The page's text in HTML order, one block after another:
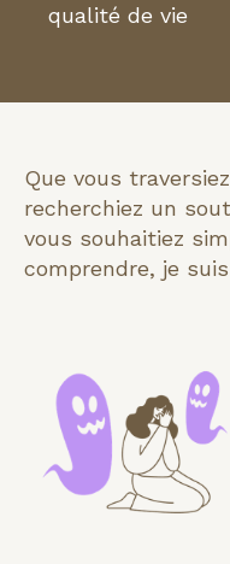
qualité de vie
Que vous
recherchiez un
vous souhaitiez
comprendre, je